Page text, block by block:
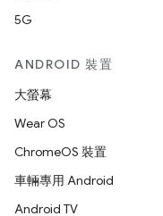
5G
ANDROID 裝置
大螢幕
Wear OS
ChromeOS 裝置
車輛專用 Android
Android TV